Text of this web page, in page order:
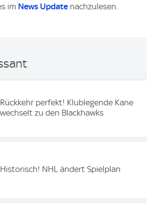
im News Update nachzulesen.
Rückkehr perfekt! Klublegende Kane
wechselt zu den Blackhawks
Historisch! NHL ändert Spielplan